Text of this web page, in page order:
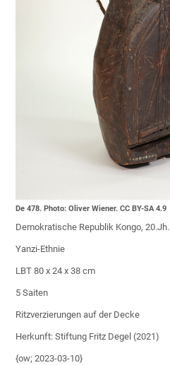
De 478. Photo: Oliver Wiener. CC BY-SA 4.9
Demokratische Republik Kongo, 20.Jh.
Yanzi-Ethnie
LBT 80 x 24 x 38 cm
5 Saiten
Ritzverzierungen auf der Decke
Herkunft: Stiftung Fritz Degel (2021)
{ow; 2023-03-10}